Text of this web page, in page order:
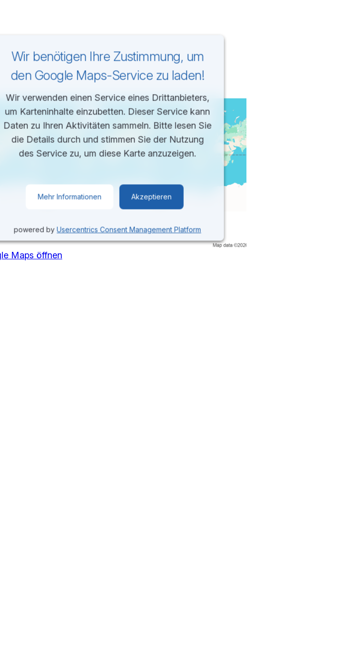
Wir benötigen Ihre Zustimmung, um
den Google Maps-Service zu laden!
Wir verwenden einen Service eines Drittanbieters,
um Karteninhalte einzubetten. Dieser Service kann
Daten zu Ihren Aktivitäten sammeln. Bitte lesen Sie
die Details durch und stimmen Sie der Nutzung
des Service zu, um diese Karte anzuzeigen.
Mehr Informationen Akzeptieren
powered by Usercentrics Consent Management Platform
Maps öffnen